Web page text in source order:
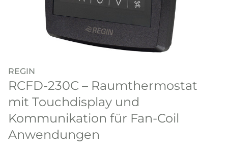
REGIN
RCFD-230C – Raumthermostat
mit Touchdisplay und
Kommunikation für Fan-Coil
Anwendungen